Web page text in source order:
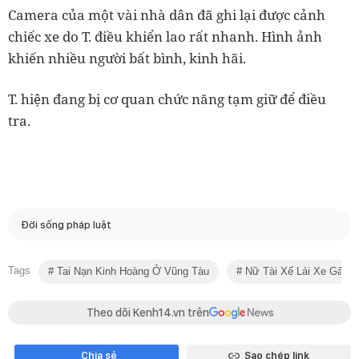
Camera của một vài nhà dân đã ghi lại được cảnh
chiếc xe do T. điều khiển lao rất nhanh. Hình ảnh
khiến nhiều người bất bình, kinh hãi.
T. hiện đang bị cơ quan chức năng tạm giữ để điều
tra.
Đời sống pháp luật
Tags Tai Nạn Kinh Hoàng Ở Vũng Tàu Nữ Tài Xế Lái Xe Gây
Theo dõi Kenh14.vn trên
Chia sẻ Sao chép link